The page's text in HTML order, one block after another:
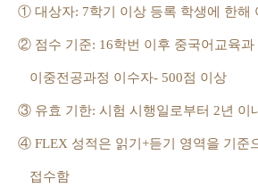
① 대상자: 7학기 이상 등록 학생에 한해
② 점수 기준: 16학번 이후 중국어교육과
이중전공과정 이수자- 500점 이상
③ 유효 기한: 시험 시행일로부터 2년 이
④ FLEX 성적은 읽기 +듣기 영역을 기준
접수함